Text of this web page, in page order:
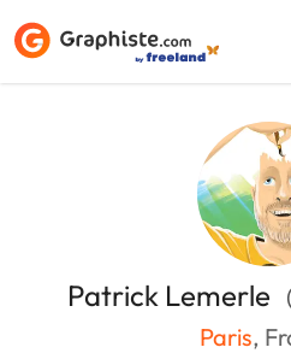
Patrick Lemerle
Paris,